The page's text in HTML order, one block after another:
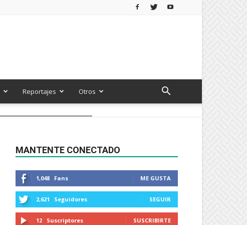
Reportajes Otros
MANTENTE CONECTADO
1,048 Fans ME GUSTA
2,621 Seguidores SEGUIR
12 Suscriptores SUSCRIBIRTE